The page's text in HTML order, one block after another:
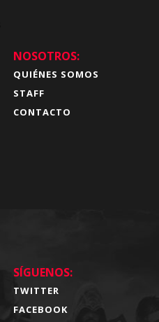
NOSOTROS:
QUIÉNES SOMOS
STAFF
CONTACTO
SÍGUENOS:
TWITTER
FACEBOOK